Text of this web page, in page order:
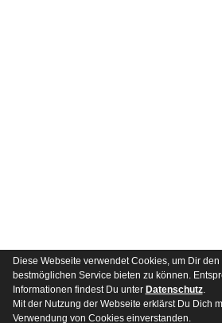
soccero.de
© 2006 - 2026
Besucherstatistik Impressum
Diese Webseite verwendet Cookies, um Dir den
bestmöglichen Service bieten zu können.
Informationen findest Du unter Datenschutz.
Mit der Nutzung der Webseite erklärst Du Dich
Verwendung von Cookies einverstanden.